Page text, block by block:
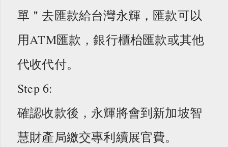
單＂去匯款給台灣永輝，匯款可以
用ATM匯款，銀行櫃枱匯款或其他
代收代付。
Step 6:
確認收款後，永輝將會到新加坡智
慧財產局繳交專利續展官費。